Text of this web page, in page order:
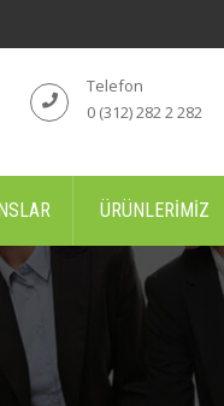
Telefon
0 (312) 282 2 282
ÜRÜNLERIMIZ